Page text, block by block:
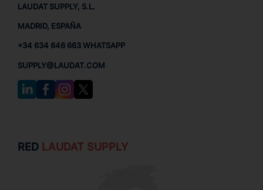
LAUDAT SUPPLY, S.L.
MADRID, ESPAÑA
+34 634 646 663 WHATSAPP
SUPPLY@LAUDAT.COM
RED LAUDAT SUPPLY